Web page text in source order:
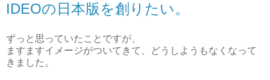
IDEOの日本版を創りたい。
ずっと思っていたことですが、
ますますイメージがついてきて、どうしようもなくなって
きました。